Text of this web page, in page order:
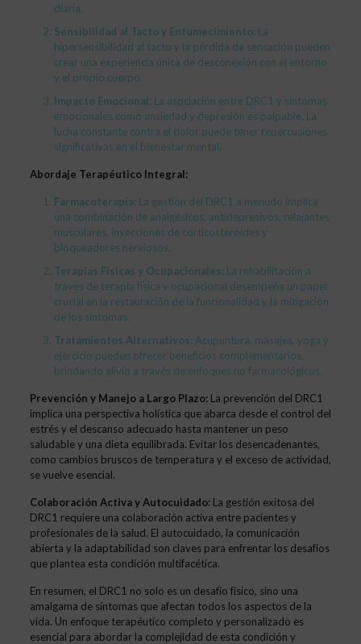
diaria.
Sensibilidad al Tacto y Entumecimiento: La
hipersensibilidad al tacto y la pérdida de sensación pueden
crear una experiencia única de desconexión con el entorno
y el propio cuerpo.
Impacto Emocional: La asociación entre DRC1 y síntomas
emocionales como ansiedad y depresión es palpable. La
lucha constante contra el dolor puede tener repercusiones
significativas en el bienestar mental.
Abordaje Terapéutico Integral:
Farmacoterapia: La gestión del DRC1 a menudo implica
una combinación de analgésicos, antidepresivos, relajantes
musculares, inyecciones de corticosteroides y
bloqueadores nerviosos.
Terapias Físicas y Ocupacionales: La rehabilitación a
través de terapia física y ocupacional desempeña un papel
crucial en la restauración de la funcionalidad y la mitigación
de los síntomas.
Tratamientos Alternativos: Acupuntura, masajes, yoga y
ejercicio pueden ofrecer beneficios complementarios,
brindando alivio a través de enfoques no farmacológicos.
Prevención y Manejo a Largo Plazo:La prevención del DRC1
implica una perspectiva holística que abarca desde el control del
estrés y el descanso adecuado hasta mantener un peso
saludable y una dieta equilibrada. Evitar los desencadenantes,
como cambios bruscos de temperatura y el exceso de actividad,
se vuelve esencial.
Colaboración Activa y Autocuidado:La gestión exitosa del
DRC1 requiere una colaboración activa entre pacientes y
profesionales de la salud. El autocuidado, la comunicación
abierta y la adaptabilidad son claves para enfrentar los desafíos
que plantea esta condición multifacética.
En resumen, el DRC1 no solo es un desafío físico, sino una
amalgama de síntomas que afectan todos los aspectos de la
vida. Un enfoque terapéutico completo y personalizado es
esencial para abordar la complejidad de esta condición y